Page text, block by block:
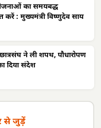
का समयबद्ध
करें : मुख्यमंत्री विष्णुदेव साय
ने ली शपथ, पौधारोपण
दिया संदेश
से जुड़ें